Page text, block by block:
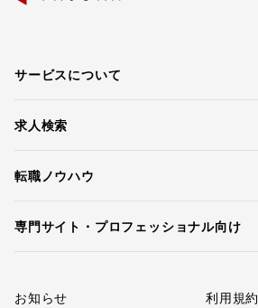
サービスについて
求人検索
転職ノウハウ
専門サイト・プロフェッショナル向け
お知らせ
利用規約